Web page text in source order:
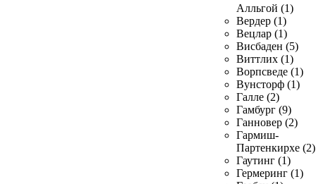
Алльгой (1)
Вердер (1)
Вецлар (1)
Висбаден (5)
Виттлих (1)
Ворпсведе (1)
Вунсторф (1)
Галле (2)
Гамбург (9)
Ганновер (2)
Гармиш-
Партенкирхе (2)
Гаутинг (1)
Гермеринг (1)